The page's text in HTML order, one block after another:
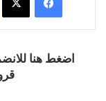
اضغط هنا